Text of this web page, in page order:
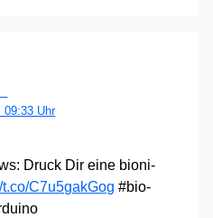
09:33 Uhr
Druck Dir eine bio­ni­
t.co/C7u5gakGog #bio­